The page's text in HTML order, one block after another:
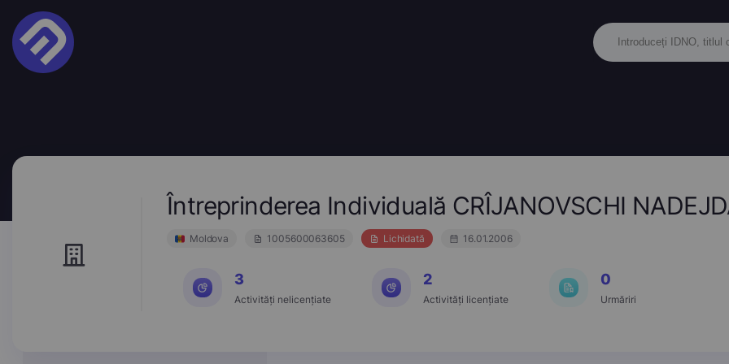
Întreprinderea Individuală CRÎJANOVSCHI
Moldova 1005600063605 Lichidată 16.01.2006
3
Activități nelicențiate
2
Activități licențiate
0
Urmăriri